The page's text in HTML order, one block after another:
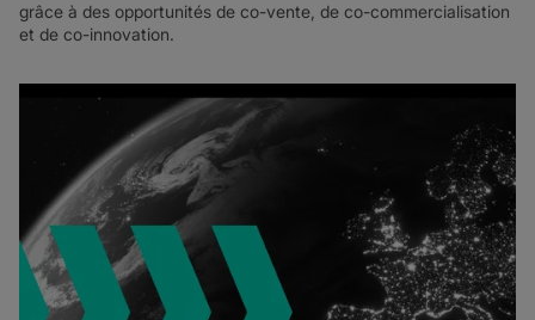
grâce à des opportunités de co-vente, de co-commercialisation
et de co-innovation.